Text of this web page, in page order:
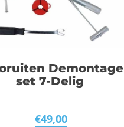
Demontage
set 7-Delig
€49,00